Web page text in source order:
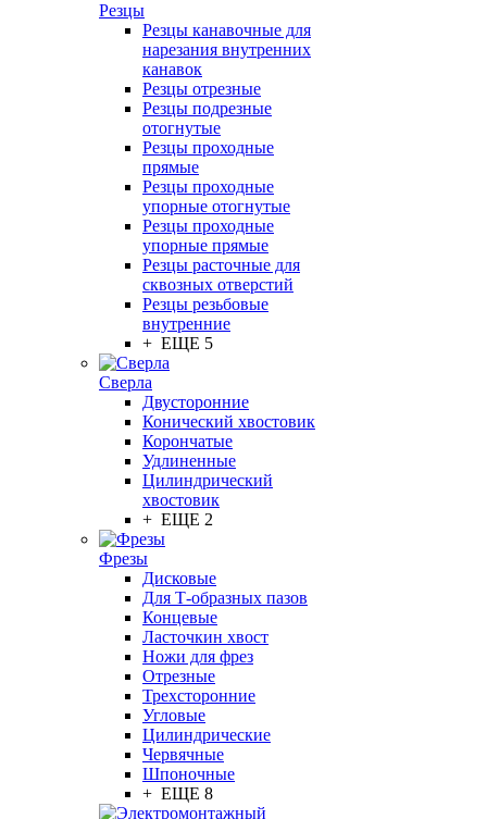
Резцы
Резцы канавочные для
нарезания внутренних
канавок
Резцы отрезные
Резцы подрезные
отогнутые
Резцы проходные
прямые
Резцы проходные
упорные отогнутые
Резцы проходные
упорные прямые
Резцы расточные для
сквозных отверстий
Резцы резьбовые
внутренние
+ ЕЩЕ 5
Сверла
Двусторонние
Конический хвостовик
Корончатые
Удлиненные
Цилиндрический
хвостовик
+ ЕЩЕ 2
Фрезы
Дисковые
Для Т-образных пазов
Концевые
Ласточкин хвост
Ножи для фрез
Отрезные
Трехсторонние
Угловые
Цилиндрические
Червячные
Шпоночные
+ ЕЩЕ 8